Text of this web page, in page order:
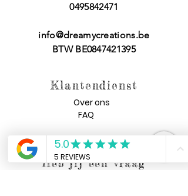
0495842471
info@dreamycreations.be
BTW BE0847421395
Klantendienst
Over ons
FAQ
Algemene voorwaarden
Heb jij een vraag